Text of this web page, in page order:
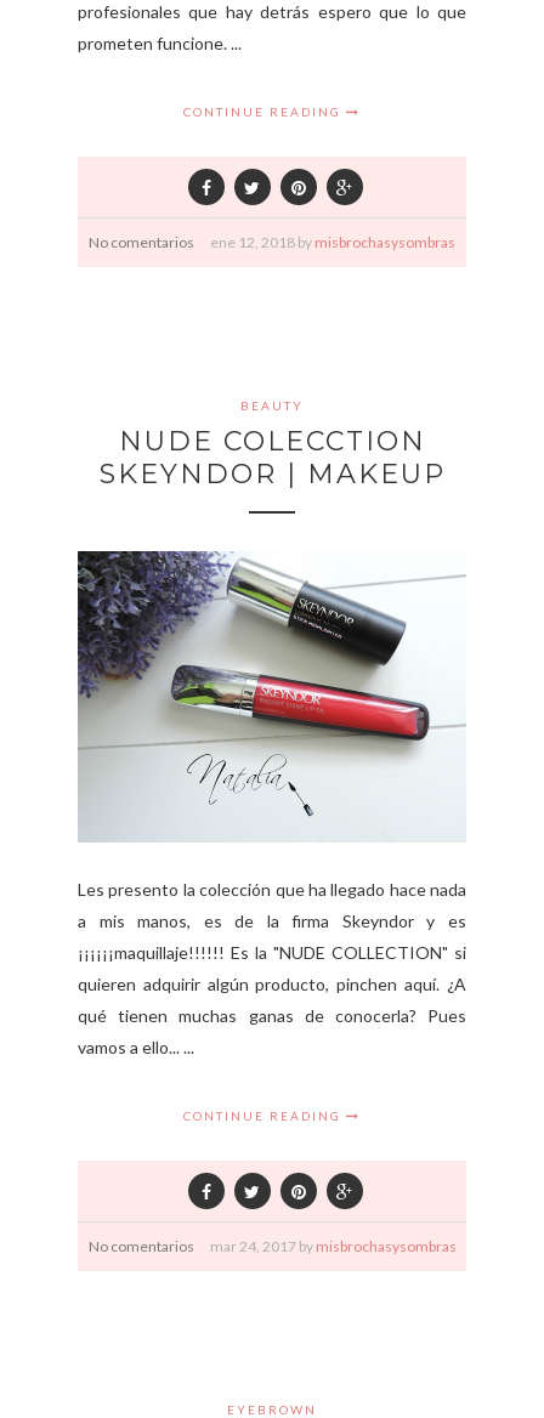
profesionales que hay detrás espero que lo que
prometen funcione. ...
CONTINUE READING
No comentarios ene 12, 2018 by misbrochasysombras
BEAUTY
NUDE COLECCTION
SKEYNDOR | MAKEUP
Les presento la colección que ha llegado hace nada
a mis manos, es de la firma Skeyndor y es
¡¡¡¡¡¡maquillaje!!!!!! Es la "NUDE COLLECTION" si
quieren adquirir algún producto, pinchen aquí. ¿A
qué tienen muchas ganas de conocerla? Pues
vamos a ello... ...
CONTINUE READING
No comentarios mar24, 2017 by misbrochasysombras
EYEBROWN